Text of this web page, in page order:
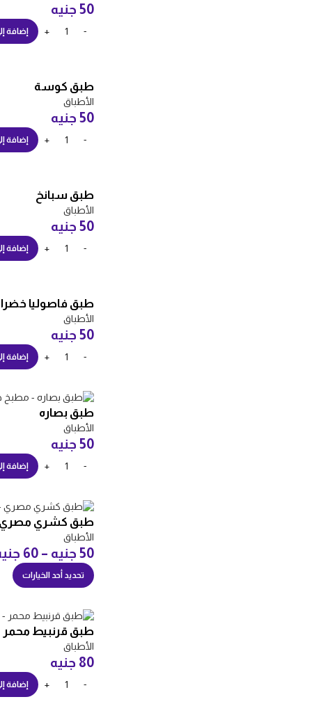
50 جنيه
إضافة
طبق كوسة
الأطباق
50 جنيه
إضافة
طبق سبانخ
الأطباق
50 جنيه
إضافة
طبق فاصوليا خضرا
الأطباق
50 جنيه
إضافة
طبق بصاره
الأطباق
50 جنيه
إضافة
طبق كشري مصري
الأطباق
50 جنيه –
60
تحديد أحد الخيارات
طبق قرنبيط محمر
الأطباق
80 جنيه
إضافة